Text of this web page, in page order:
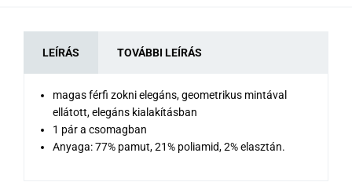
LEÍRÁS TOVÁBBI LEÍRÁS
magas férfi zokni elegáns, geometrikus mintával
ellátott, elegáns kialakításban
1 pár a csomagban
Anyaga: 77% pamut, 21% poliamid, 2% elasztán.